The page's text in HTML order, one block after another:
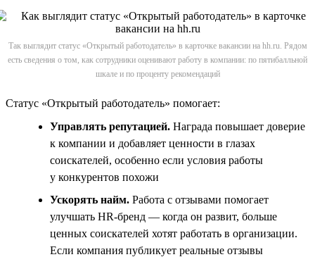
Так выглядит статус «Открытый работодатель» в карточке вакансии на hh.ru. Рядом
есть сведения о том, как сотрудники оценивают работу в компании: по пятибалльной
шкале и по проценту рекомендаций
Статус «Открытый работодатель» помогает:
Управлять репутацией. Награда повышает доверие
к компании и добавляет ценности в глазах
соискателей, особенно если условия работы
у конкурентов похожи
Ускорять найм. Работа с отзывами помогает
улучшать HR-бренд — когда он развит, больше
ценных соискателей хотят работать в организации.
Если компания публикует реальные отзывы